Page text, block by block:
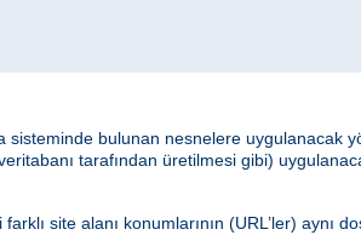
sisteminde bulunan nesnelere uygulanacak
tarafından üretilmesi gibi)
site alanı konumlarının (URL’ler) aynı